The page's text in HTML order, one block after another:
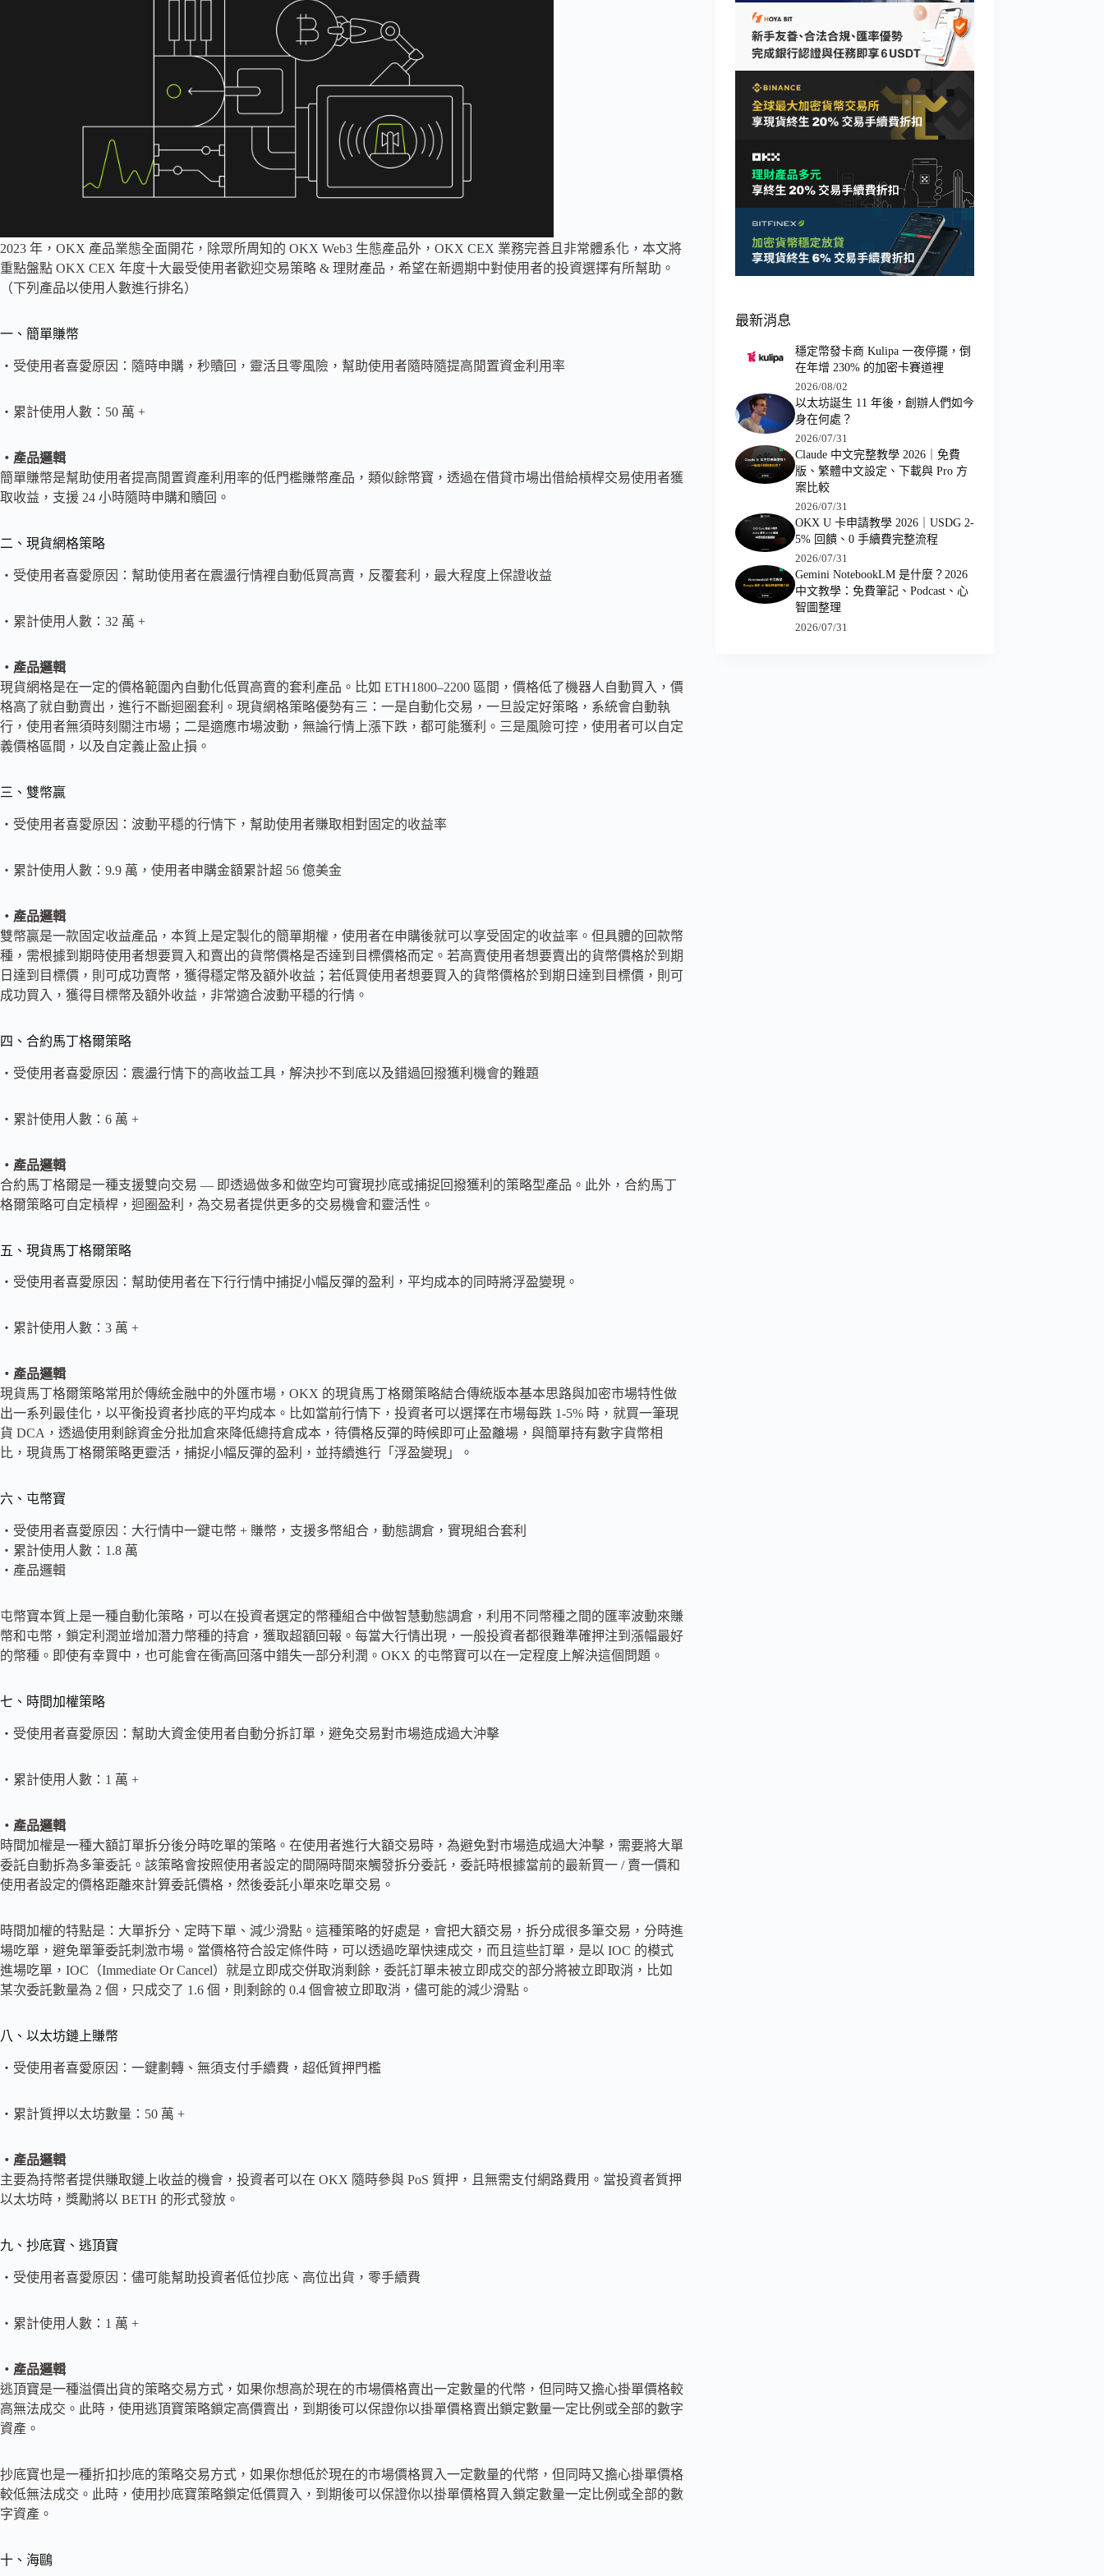
2023 年，OKX 產品業態全面開花，除眾所周知的 OKX Web3 生態產品外，OKX CEX 業務完善且非常體系化，本文將
重點盤點 OKX CEX 年度十大最受使用者歡迎交易策略 & 理財產品，希望在新週期中對使用者的投資選擇有所幫助。
（下列產品以使用人數進行排名）
一、簡單賺幣
・受使用者喜愛原因：隨時申購，秒贖回，靈活且零風險，幫助使用者隨時隨提高閒置資金利用率
・累計使用人數：50 萬 +
・產品邏輯
簡單賺幣是幫助使用者提高閒置資產利用率的低門檻賺幣產品，類似餘幣寶，透過在借貸市場出借給槓桿交易使用者獲
取收益，支援 24 小時隨時申購和贖回。
二、現貨網格策略
・受使用者喜愛原因：幫助使用者在震盪行情裡自動低買高賣，反覆套利，最大程度上保證收益
・累計使用人數：32 萬 +
・產品邏輯
現貨網格是在一定的價格範圍內自動化低買高賣的套利產品。比如 ETH1800–2200 區間，價格低了機器人自動買入，價
格高了就自動賣出，進行不斷迴圈套利。現貨網格策略優勢有三：一是自動化交易，一旦設定好策略，系統會自動執
行，使用者無須時刻關注市場；二是適應市場波動，無論行情上漲下跌，都可能獲利。三是風險可控，使用者可以自定
義價格區間，以及自定義止盈止損。
三、雙幣贏
・受使用者喜愛原因：波動平穩的行情下，幫助使用者賺取相對固定的收益率
・累計使用人數：9.9 萬，使用者申購金額累計超 56 億美金
・產品邏輯
雙幣贏是一款固定收益產品，本質上是定製化的簡單期權，使用者在申購後就可以享受固定的收益率。但具體的回款幣
種，需根據到期時使用者想要買入和賣出的貨幣價格是否達到目標價格而定。若高賣使用者想要賣出的貨幣價格於到期
日達到目標價，則可成功賣幣，獲得穩定幣及額外收益；若低買使用者想要買入的貨幣價格於到期日達到目標價，則可
成功買入，獲得目標幣及額外收益，非常適合波動平穩的行情。
四、合約馬丁格爾策略
・受使用者喜愛原因：震盪行情下的高收益工具，解決抄不到底以及錯過回撥獲利機會的難題
・累計使用人數：6 萬 +
・產品邏輯
合約馬丁格爾是一種支援雙向交易 — 即透過做多和做空均可實現抄底或捕捉回撥獲利的策略型產品。此外，合約馬丁
格爾策略可自定槓桿，迴圈盈利，為交易者提供更多的交易機會和靈活性。
五、現貨馬丁格爾策略
・受使用者喜愛原因：幫助使用者在下行行情中捕捉小幅反彈的盈利，平均成本的同時將浮盈變現。
・累計使用人數：3 萬 +
・產品邏輯
現貨馬丁格爾策略常用於傳統金融中的外匯市場，OKX 的現貨馬丁格爾策略結合傳統版本基本思路與加密市場特性做
出一系列最佳化，以平衡投資者抄底的平均成本。比如當前行情下，投資者可以選擇在市場每跌 1-5% 時，就買一筆現
貨 DCA，透過使用剩餘資金分批加倉來降低總持倉成本，待價格反彈的時候即可止盈離場，與簡單持有數字貨幣相
比，現貨馬丁格爾策略更靈活，捕捉小幅反彈的盈利，並持續進行「浮盈變現」。
六、屯幣寶
・受使用者喜愛原因：大行情中一鍵屯幣 + 賺幣，支援多幣組合，動態調倉，實現組合套利
・累計使用人數：1.8 萬
・產品邏輯
屯幣寶本質上是一種自動化策略，可以在投資者選定的幣種組合中做智慧動態調倉，利用不同幣種之間的匯率波動來賺
幣和屯幣，鎖定利潤並增加潛力幣種的持倉，獲取超額回報。每當大行情出現，一般投資者都很難準確押注到漲幅最好
的幣種。即使有幸買中，也可能會在衝高回落中錯失一部分利潤。OKX 的屯幣寶可以在一定程度上解決這個問題。
七、時間加權策略
・受使用者喜愛原因：幫助大資金使用者自動分拆訂單，避免交易對市場造成過大沖擊
・累計使用人數：1 萬 +
・產品邏輯
時間加權是一種大額訂單拆分後分時吃單的策略。在使用者進行大額交易時，為避免對市場造成過大沖擊，需要將大單
委託自動拆為多筆委託。該策略會按照使用者設定的間隔時間來觸發拆分委託，委託時根據當前的最新買一 / 賣一價和
使用者設定的價格距離來計算委託價格，然後委託小單來吃單交易。
時間加權的特點是：大單拆分、定時下單、減少滑點。這種策略的好處是，會把大額交易，拆分成很多筆交易，分時進
場吃單，避免單筆委託刺激市場。當價格符合設定條件時，可以透過吃單快速成交，而且這些訂單，是以 IOC 的模式
進場吃單，IOC（Immediate Or Cancel）就是立即成交併取消剩餘，委託訂單未被立即成交的部分將被立即取消，比如
某次委託數量為 2 個，只成交了 1.6 個，則剩餘的 0.4 個會被立即取消，儘可能的減少滑點。
八、以太坊鏈上賺幣
・受使用者喜愛原因：一鍵劃轉、無須支付手續費，超低質押門檻
・累計質押以太坊數量：50 萬 +
・產品邏輯
主要為持幣者提供賺取鏈上收益的機會，投資者可以在 OKX 隨時參與 PoS 質押，且無需支付網路費用。當投資者質押
以太坊時，獎勵將以 BETH 的形式發放。
九、抄底寶、逃頂寶
・受使用者喜愛原因：儘可能幫助投資者低位抄底、高位出貨，零手續費
・累計使用人數：1 萬 +
・產品邏輯
逃頂寶是一種溢價出貨的策略交易方式，如果你想高於現在的市場價格賣出一定數量的代幣，但同時又擔心掛單價格較
高無法成交。此時，使用逃頂寶策略鎖定高價賣出，到期後可以保證你以掛單價格賣出鎖定數量一定比例或全部的數字
資產。
抄底寶也是一種折扣抄底的策略交易方式，如果你想低於現在的市場價格買入一定數量的代幣，但同時又擔心掛單價格
較低無法成交。此時，使用抄底寶策略鎖定低價買入，到期後可以保證你以掛單價格買入鎖定數量一定比例或全部的數
字資產。
十、海鷗
最新消息
穩定幣發卡商 Kulipa 一夜停擺，倒
在年增 230% 的加密卡賽道裡
2026/08/02
以太坊誕生 11 年後，創辦人們如今
身在何處？
2026/07/31
Claude 中文完整教學 2026｜免費
版、繁體中文設定、下載與 Pro 方
案比較
2026/07/31
OKX U 卡申請教學 2026｜USDG 2-
5% 回饋、0 手續費完整流程
2026/07/31
Gemini NotebookLM 是什麼？2026
中文教學：免費筆記、Podcast、心
智圖整理
2026/07/31